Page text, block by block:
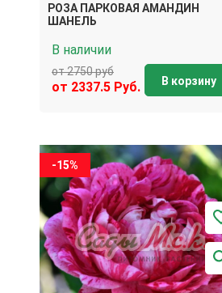
РОЗА ПАРКОВАЯ АМАНДИН
ШАНЕЛЬ
В наличии
от 2750 руб
от 2337.5 Руб. В корзину
-15%